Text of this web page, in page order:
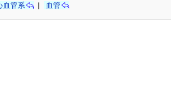
血管系 | 血管